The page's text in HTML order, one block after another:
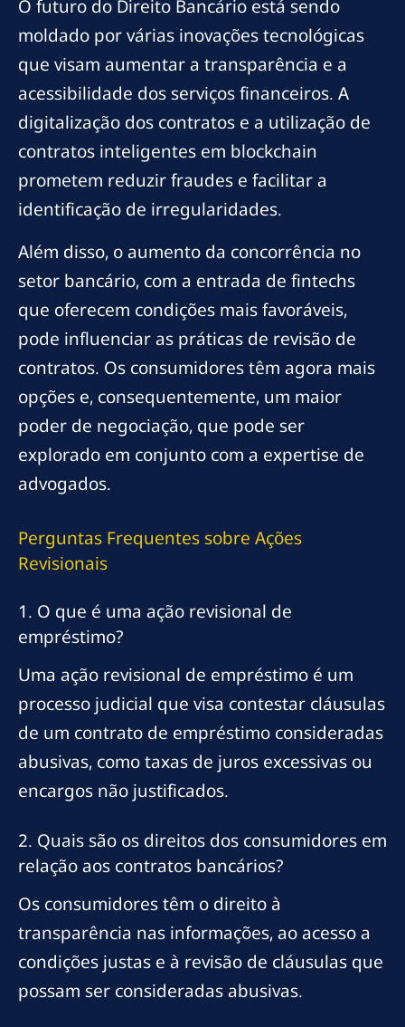
O futuro do Direito Bancário está sendo
moldado por várias inovações tecnológicas
que visam aumentar a transparência e a
acessibilidade dos serviços financeiros. A
digitalização dos contratos e a utilização de
contratos inteligentes em blockchain
prometem reduzir fraudes e facilitar a
identificação de irregularidades.
Além disso, o aumento da concorrência no
setor bancário, com a entrada de fintechs
que oferecem condições mais favoráveis,
pode influenciar as práticas de revisão de
contratos. Os consumidores têm agora mais
opções e, consequentemente, um maior
poder de negociação, que pode ser
explorado em conjunto com a expertise de
advogados.
Perguntas Frequentes sobre Ações
Revisionais
1. O que é uma ação revisional de
empréstimo?
Uma ação revisional de empréstimo é um
processo judicial que visa contestar cláusulas
de um contrato de empréstimo consideradas
abusivas, como taxas de juros excessivas ou
encargos não justificados.
2. Quais são os direitos dos consumidores em
relação aos contratos bancários?
Os consumidores têm o direito à
transparência nas informações, ao acesso a
condições justas e à revisão de cláusulas que
possam ser consideradas abusivas.